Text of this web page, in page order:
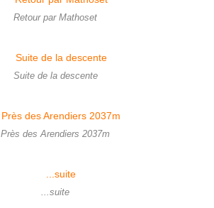
Retour par Mathoset
Suite de la descente
Près des Arendiers 2037m
...suite